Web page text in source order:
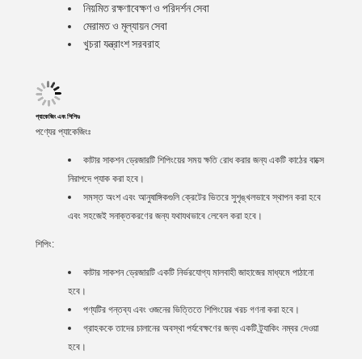
নিয়মিত রক্ষণাবেক্ষণ ও পরিদর্শন সেবা
মেরামত ও মূল্যায়ন সেবা
খুচরা যন্ত্রাংশ সরবরাহ
প্যাকেজিং এবং শিপিংঃ
পণ্যের প্যাকেজিংঃ
কাটার সাকশন ড্রেজারটি শিপিংয়ের সময় ক্ষতি রোধ করার জন্য একটি কাঠের বাক্সে
নিরাপদে প্যাক করা হবে।
সমস্ত অংশ এবং আনুষাঙ্গিকগুলি ক্রেটের ভিতরে সুশৃঙ্খলভাবে স্থাপন করা হবে
এবং সহজেই সনাক্তকরণের জন্য যথাযথভাবে লেবেল করা হবে।
শিপিং:
কাটার সাকশন ড্রেজারটি একটি নির্ভরযোগ্য মালবাহী জাহাজের মাধ্যমে পাঠানো
হবে।
পণ্যটির গন্তব্য এবং ওজনের ভিত্তিতে শিপিংয়ের খরচ গণনা করা হবে।
গ্রাহককে তাদের চালানের অবস্থা পর্যবেক্ষণের জন্য একটি ট্র্যাকিং নম্বর দেওয়া
হবে।